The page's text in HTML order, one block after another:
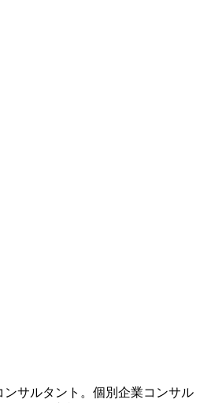
サルタント。個別企業コンサル